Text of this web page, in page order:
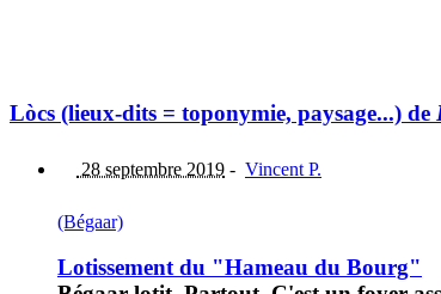
Lòcs (lieux-dits = toponymie, paysage...) de
28 septembre 2019 - Vincent P.
(Bégaar)
Lotissement du "Hameau du Bourg"